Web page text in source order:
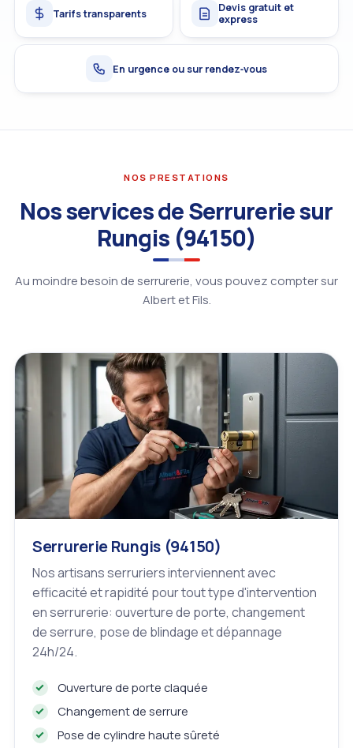
Tarifs transparents
Devis gratuit et
express
En urgence ou sur rendez‑vous
NOS PRESTATIONS
Nos services de Serrurerie sur
Rungis (94150)
Au moindre besoin de serrurerie, vous pouvez compter sur
Albert et Fils.
Serrurerie Rungis (94150)
Nos artisans serruriers interviennent avec
efficacité et rapidité pour tout type d'intervention
en serrurerie: ouverture de porte, changement
de serrure, pose de blindage et dépannage
24h/24.
Ouverture de porte claquée
Changement de serrure
Pose de cylindre haute sûreté